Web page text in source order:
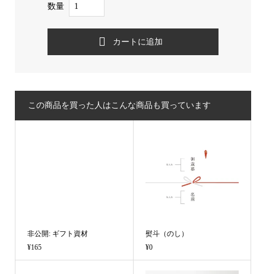
数量
この商品を買った人はこんな商品も買っています
非公開: ギフト資材
¥165
熨斗（のし）
¥0